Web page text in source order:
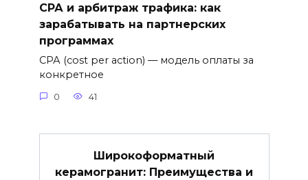
СРА и арбитраж трафика: как
зарабатывать на партнерских
программах
СРА (cost per action) — модель оплаты за
конкретное
0 41
Широкоформатный
керамогранит: Преимущества и